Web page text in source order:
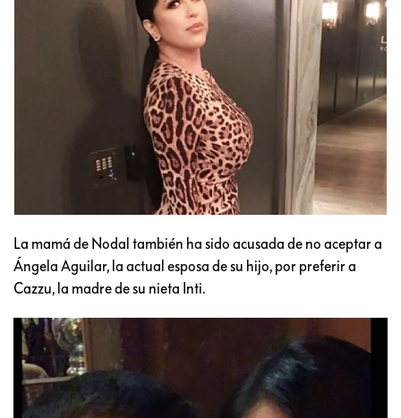
La mamá de Nodal también ha sido acusada de no aceptar a
Ángela Aguilar, la actual esposa de su hijo, por preferir a
Cazzu, la madre de su nieta Inti.